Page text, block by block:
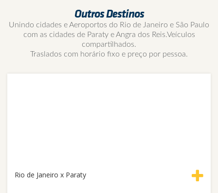
Outros Destinos
Unindo cidades e Aeroportos do Rio de Janeiro e São Paulo
com as cidades de Paraty e Angra dos Reis.Veículos
compartilhados.
Traslados com horário fixo e preço por pessoa.
Rio de Janeiro x Paraty